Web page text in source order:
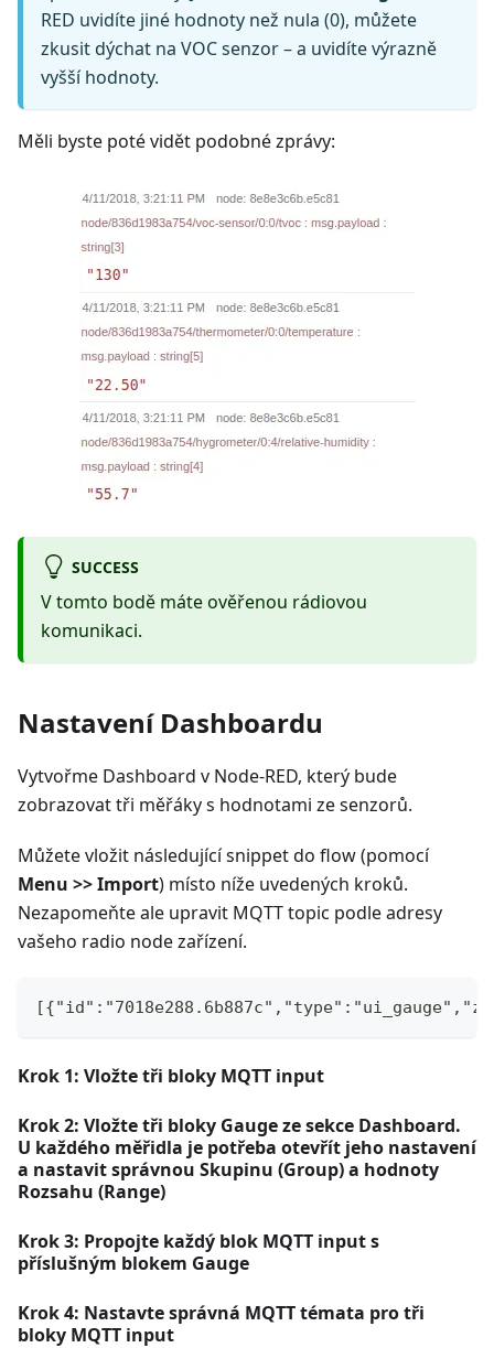
RED uvidíte jiné hodnoty než nula (0), můžete
zkusit dýchat na VOC senzor – a uvidíte výrazně
vyšší hodnoty.
Měli byste poté vidět podobné zprávy:
SUCCESS
V tomto bodě máte ověřenou rádiovou
komunikaci.
Nastavení Dashboardu
Vytvořme Dashboard v Node-RED, který bude
zobrazovat tři měřáky s hodnotami ze senzorů.
Můžete vložit následující snippet do flow (pomocí
Menu >> Import) místo níže uvedených kroků.
Nezapomeňte ale upravit MQTT topic podle adresy
vašeho radio node zařízení.
Krok 1: Vložte tři bloky MQTT input
Krok 2: Vložte tři bloky Gauge ze sekce Dashboard.
U každého měřidla je potřeba otevřít jeho nastavení
a nastavit správnou Skupinu (Group) a hodnoty
Rozsahu (Range)
Krok 3: Propojte každý blok MQTT input s
příslušným blokem Gauge
Krok 4: Nastavte správná MQTT témata pro tři
bloky MQTT input